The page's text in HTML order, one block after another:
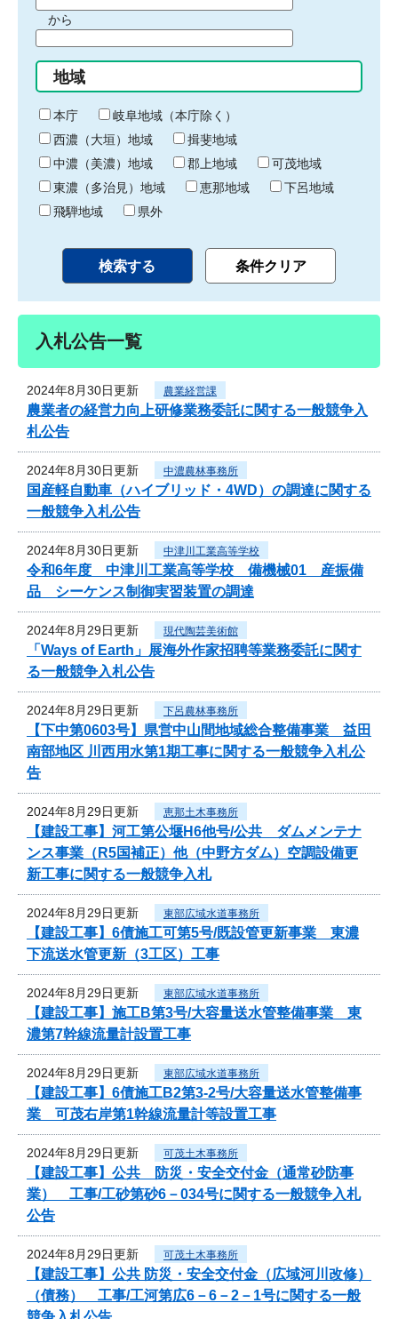
間
始
り
から
間
終
わ
り
地域
本庁
岐阜地域（本庁除く）
西濃（大垣）地域
揖斐地域
中濃（美濃）地域
郡上地域
可茂地域
東濃（多治見）地域
恵那地域
下呂地域
飛騨地域
県外
入札公告一覧
2024年8月30日更新 農業経営課
農業者の経営力向上研修業務委託に関する一般競争入
札公告
2024年8月30日更新 中濃農林事務所
国産軽自動車（ハイブリッド・4WD）の調達に関する
一般競争入札公告
2024年8月30日更新 中津川工業高等学校
令和6年度 中津川工業高等学校 備機械01 産振備
品 シーケンス制御実習装置の調達
2024年8月29日更新 現代陶芸美術館
「Ways of Earth」展海外作家招聘等業務委託に関す
る一般競争入札公告
2024年8月29日更新 下呂農林事務所
【下中第0603号】県営中山間地域総合整備事業 益田
南部地区 川西用水第1期工事に関する一般競争入札公
告
2024年8月29日更新 恵那土木事務所
【建設工事】河工第公堰H6他号/公共 ダムメンテナ
ンス事業（R5国補正）他（中野方ダム）空調設備更
新工事に関する一般競争入札
2024年8月29日更新 東部広域水道事務所
【建設工事】6債施工可第5号/既設管更新事業 東濃
下流送水管更新（3工区）工事
2024年8月29日更新 東部広域水道事務所
【建設工事】施工B第3号/大容量送水管整備事業 東
濃第7幹線流量計設置工事
2024年8月29日更新 東部広域水道事務所
【建設工事】6債施工B2第3-2号/大容量送水管整備事
業 可茂右岸第1幹線流量計等設置工事
2024年8月29日更新 可茂土木事務所
【建設工事】公共 防災・安全交付金（通常砂防事
業） 工事/工砂第砂6－034号に関する一般競争入札
公告
2024年8月29日更新 可茂土木事務所
【建設工事】公共 防災・安全交付金（広域河川改修）
（債務） 工事/工河第広6－6－2－1号に関する一般